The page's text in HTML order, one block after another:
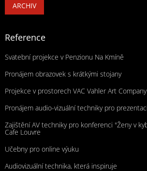
ARCHIV
Reference
Svatební projekce v Penzionu Na Kmíně
Pronájem obrazovek s krátkými stojany
Projekce v prostorech VAC Vahler Art Company
Pronájem audio-vizuální techniky pro prezentaci
Zajištění AV techniky pro konferenci "Ženy v
Cafe Louvre
Učebny pro online výuku
Audiovizuální technika, která inspiruje